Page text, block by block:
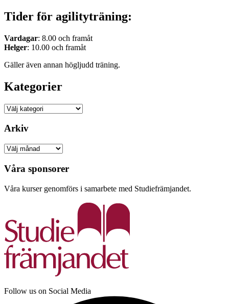
Tider för agilityträning:
Vardagar: 8.00 och framåt
Helger: 10.00 och framåt
Gäller även annan högljudd träning.
Kategorier
Kategorier
Arkiv
Arkiv
Våra sponsorer
Våra kurser genomförs i samarbete med Studiefrämjandet.
Follow us on Social Media